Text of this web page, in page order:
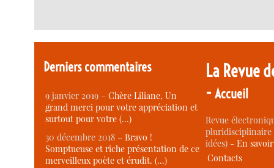
Derniers commentaires
9 janvier 2019 –Chère Liliane, Un
grand merci pour votre appréciation et
surtout pour votre (…)
30 décembre 2018 –Bravo !
Somptueuse et riche présentation de ce
merveilleux poète et érudit. (…)
La Revue
-Accueil
Revue
idées) -En
Contacts